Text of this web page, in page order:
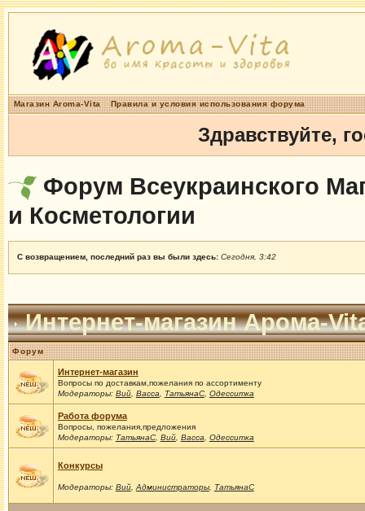
Магазин Aroma-Vita Правила и условия использования форума
Здравствуйте,
Форум Всеукраинского
и Косметологии
С возвращением, последний раз вы были здесь: Сегодня, 3:42
Интернет-магазин Арома-
Форум
Интернет-магазин
Вопросы по доставкам,пожелания по ассортименту
Модераторы: Вий, Васса ТатьянаС, Одесситка
Работа форума
Вопросы, пожелания,предложения
Модераторы: ТатьянаС, Вий, Васса Одесситка
Конкурсы
Модераторы: Вий, Администраторы, ТатьянаС